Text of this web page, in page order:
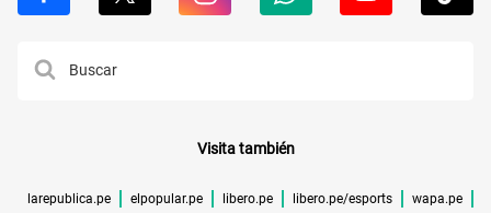
Visita también
larepublica.pe elpopular.pe libero.pe libero.pe/esports wapa.pe